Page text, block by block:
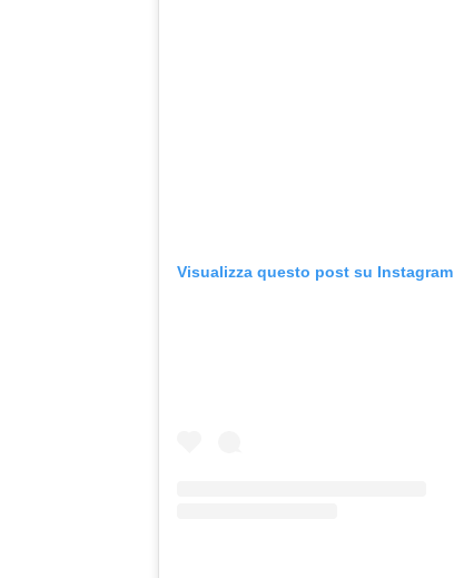
Visualizza questo post su Instagram